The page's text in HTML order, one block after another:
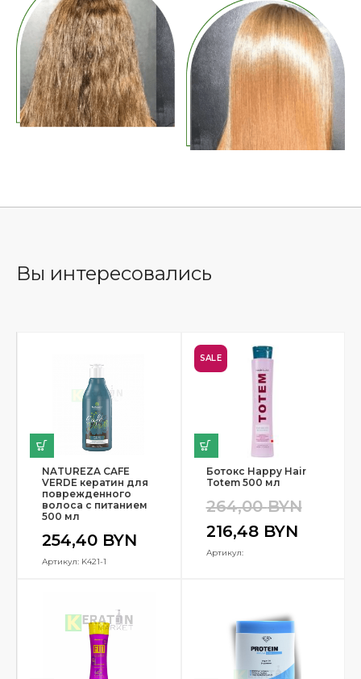
Вы интересовались
NATUREZA CAFE
VERDE кератин для
поврежденного
волоса с питанием
500 мл
254,40 BYN
Артикул: K421-1
SALE
Ботокс Happy Hair
Totem 500 мл
264,00BYN
216,48 BYN
Артикул: